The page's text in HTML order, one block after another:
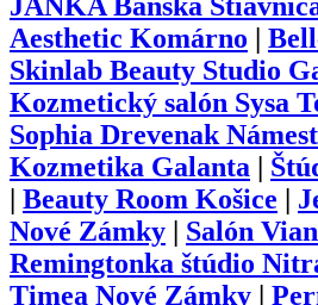
JANKA Banská
Aesthetic Komárno
Skinlab Beauty Studio
Kozmetický salón Sysa
Sophia Drevenak
Kozmetika Galanta
Beauty Room Košice
Nové Zámky
Salón
Remingtonka štúdio
Timea Nové Zámky